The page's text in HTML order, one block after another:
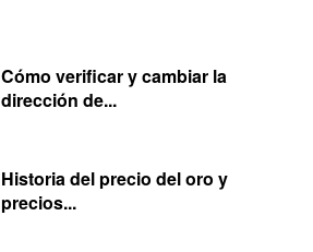
Cómo verificar y cambiar la
dirección de...
Historia del precio del oro y
precios...